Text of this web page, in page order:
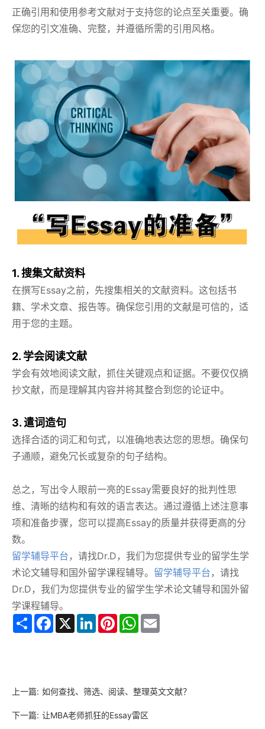
正确引用和使用参考文献对于支持您的论点至关重要。确
保您的引文准确、完整，并遵循所需的引用风格。
1. 搜集文献资料
在撰写Essay之前，先搜集相关的文献资料。这包括书
籍、学术文章、报告等。确保您引用的文献是可信的，适
用于您的主题。
2. 学会阅读文献
学会有效地阅读文献，抓住关键观点和证据。不要仅仅摘
抄文献，而是理解其内容并将其整合到您的论证中。
3. 遣词造句
选择合适的词汇和句式，以准确地表达您的思想。确保句
子通顺，避免冗长或复杂的句子结构。
总之，写出令人眼前一亮的Essay需要良好的批判性思
维、清晰的结构和有效的语言表达。通过遵循上述注意事
项和准备步骤，您可以提高Essay的质量并获得更高的分
数。
留学辅导平台 ，请找Dr.D，我们为您提供专业的留学生学
术论文辅导和国外留学课程辅导。 留学辅导平台 ，请找
Dr.D，我们为您提供专业的留学生学术论文辅导和国外留
学课程辅导。
Share Facebook
X LinkedInPinterestWhatsApp
上一篇: 如何查找、筛选、阅读、整理英文文献？
下一篇: 让MBA老师抓狂的Essay雷区